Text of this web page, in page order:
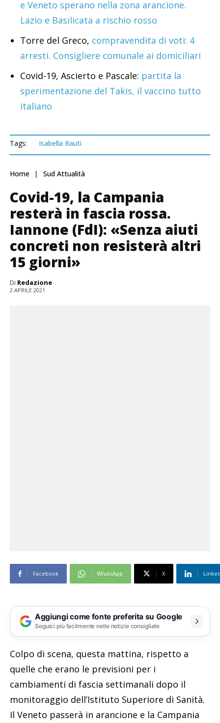
e Veneto sperano nella zona arancione.
Lazio e Basilicata a rischio rosso
Torre del Greco, compravendita di voti: 4
arresti. Consigliere comunale ai domiciliari
Covid-19, Ascierto e Pascale: partita la
sperimentazione del Takis, il vaccino tutto
italiano
Tags: Isabella Rauti
Home Sud Attualità
Covid-19, la Campania
resterà in fascia rossa.
Iannone (FdI): «Senza aiuti
concreti non resisterà altri
15 giorni»
Di Redazione
2 APRILE 2021
Facebook WhatsApp X
Aggiungi come fonte preferita su Google
Seguici più facilmente nelle notizie consigliate
Colpo di scena, questa mattina, rispetto a
quelle che erano le previsioni per i
cambiamenti di fascia settimanali dopo il
monitoraggio dell’Istituto Superiore di Sanità.
Il Veneto passerà in arancione e la Campania